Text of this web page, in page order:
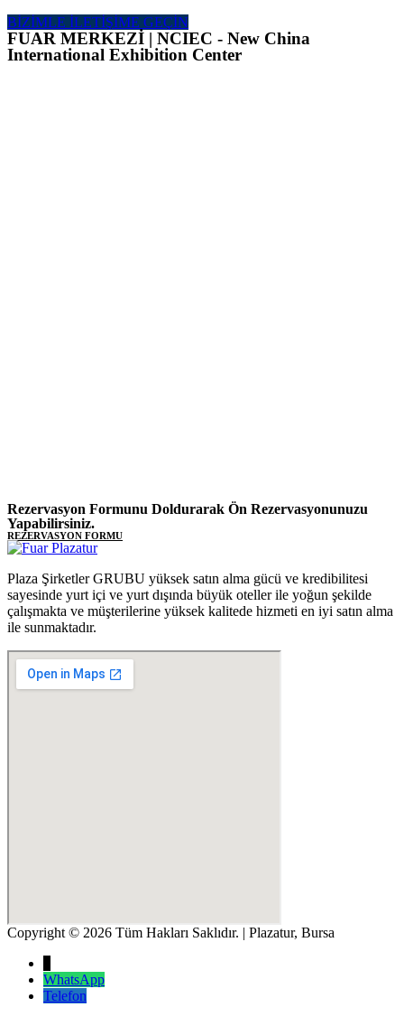
BİZİMLE İLETİŞİME GEÇİN
FUAR MERKEZİ | NCIEC - New China
International Exhibition Center
Rezervasyon Formunu Doldurarak Ön Rezervasyonunuzu
Yapabilirsiniz.
REZERVASYON FORMU
Plaza Şirketler GRUBU yüksek satın alma gücü ve kredibilitesi
sayesinde yurt içi ve yurt dışında büyük oteller ile yoğun şekilde
çalışmakta ve müşterilerine yüksek kalitede hizmeti en iyi satın alma
ile sunmaktadır.
Copyright © 2026 Tüm Hakları Saklıdır. | Plazatur, Bursa
WhatsApp
Telefon